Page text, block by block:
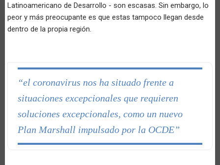
Latinoamericano de Desarrollo - son escasas. Sin embargo, lo
peor y más preocupante es que estas tampoco llegan desde
dentro de la propia región.
“el coronavirus nos ha situado frente a
situaciones excepcionales que requieren
soluciones excepcionales, como un nuevo
Plan Marshall impulsado por la OCDE”